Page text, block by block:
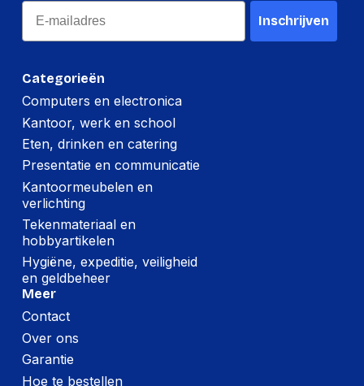
Categorieën
Computers en electronica
Kantoor, werk en school
Eten, drinken en catering
Presentatie en communicatie
Kantoormeubelen en
verlichting
Tekenmateriaal en
hobbyartikelen
Hygiëne, expeditie, veiligheid
en geldbeheer
Meer
Contact
Over ons
Garantie
Hoe te bestellen
Email
Inschrijven